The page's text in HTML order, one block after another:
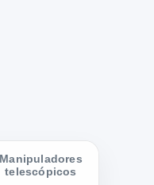
Manipuladores
telescópicos